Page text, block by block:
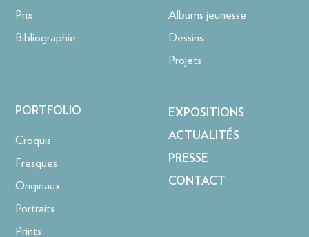
Prix
Bibliographie
Albums jeunesse
Dessins
Projets
PORTFOLIO
Croquis
Fresques
Originaux
Portraits
Prints
EXPOSITIONS
ACTUALITÉS
PRESSE
CONTACT